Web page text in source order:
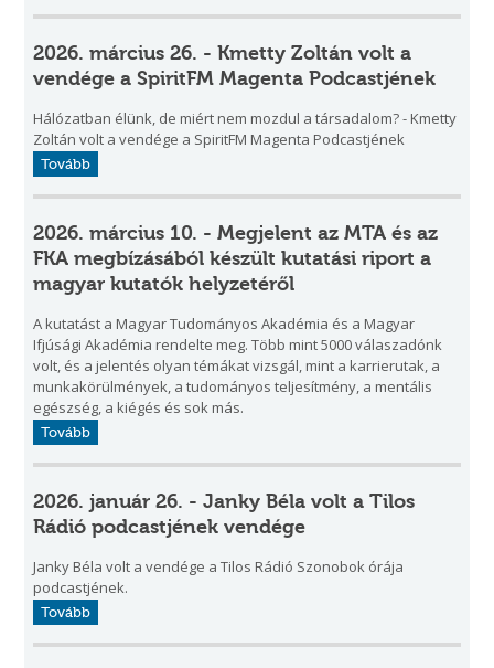
2026. március 26. - Kmetty Zoltán volt a
vendége a SpiritFM Magenta Podcastjének
Hálózatban élünk, de miért nem mozdul a társadalom? - Kmetty
Zoltán volt a vendége a SpiritFM Magenta Podcastjének
Tovább
2026. március 10. - Megjelent az MTA és az
FKA megbízásából készült kutatási riport a
magyar kutatók helyzetéről
A kutatást a Magyar Tudományos Akadémia és a Magyar
Ifjúsági Akadémia rendelte meg. Több mint 5000 válaszadónk
volt, és a jelentés olyan témákat vizsgál, mint a karrierutak, a
munkakörülmények, a tudományos teljesítmény, a mentális
egészség, a kiégés és sok más.
Tovább
2026. január 26. - Janky Béla volt a Tilos
Rádió podcastjének vendége
Janky Béla volt a vendége a Tilos Rádió Szonobok órája
podcastjének.
Tovább